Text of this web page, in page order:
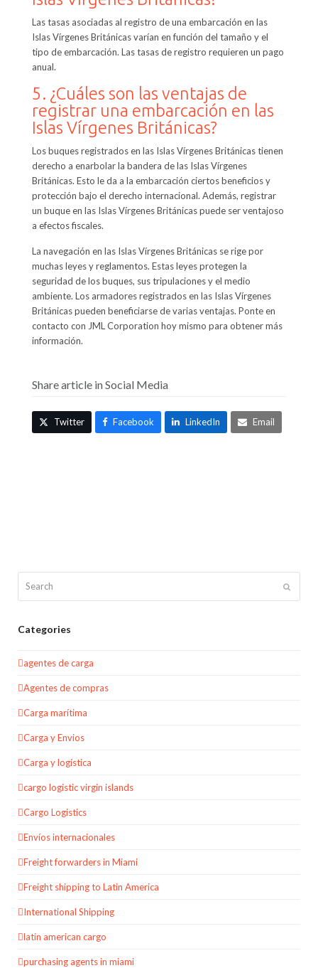
Las tasas asociadas al registro de una embarcación en las
Islas Vírgenes Británicas varían en función del tamaño y el
tipo de embarcación. Las tasas de registro requieren un pago
anual.
5. ¿Cuáles son las ventajas de
registrar una embarcación en las
Islas Vírgenes Británicas?
Los buques registrados en las Islas Vírgenes Británicas tienen
derecho a enarbolar la bandera de las Islas Vírgenes
Británicas. Esto le da a la embarcación ciertos beneficios y
protección bajo el derecho internacional. Además, registrar
un buque en las Islas Vírgenes Británicas puede ser ventajoso
a efectos fiscales.
La navegación en las Islas Vírgenes Británicas se rige por
muchas leyes y reglamentos. Estas leyes protegen la
seguridad de los buques, sus tripulaciones y el medio
ambiente. Los armadores registrados en las Islas Vírgenes
Británicas pueden beneficiarse de varias ventajas. Ponte en
contacto con JML Corporation hoy mismo para obtener más
información.
Share article in Social Media
Twitter Facebook LinkedIn Email
Categories
agentes de carga
Agentes de compras
Carga marítima
Carga y Envios
Carga y logística
cargo logistic virgin islands
Cargo Logistics
Envíos internacionales
Freight forwarders in Miami
Freight shipping to Latin America
International Shipping
latin american cargo
purchasing agents in miami